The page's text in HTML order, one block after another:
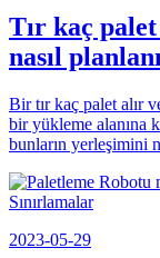
Tır kaç
nasıl
Bir tır kaç palet alır
bir yükleme alanına
bunların yerleşimini
2023-05-29